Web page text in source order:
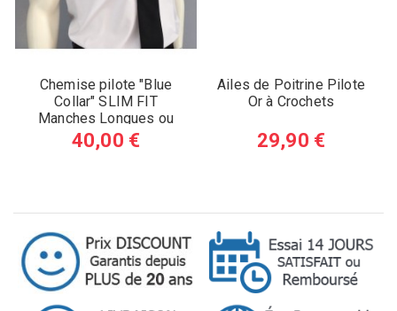
Chemise pilote "Blue
Collar" SLIM FIT
Manches Longues ou
Courtes
40,00 €
Ailes de Poitrine Pilote
Or à Crochets
29,90 €